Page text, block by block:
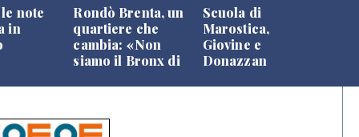
note
in
Rondò Brenta, un
quartiere che
cambia: «Non
siamo il Bronx di
Scuola di
Marostica,
Giovine e
Donazzan